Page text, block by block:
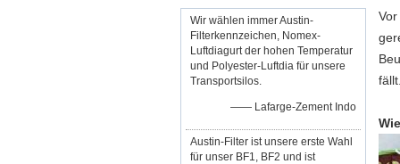
Wir wählen immer Austin-
Filterkennzeichen, Nomex-
Luftdiagurt der hohen Temperatur
und Polyester-Luftdia für unsere
Transportsilos.
—— Lafarge-Zement Indo
Austin-Filter ist unsere erste Wahl
für unser BF1, BF2 und ist